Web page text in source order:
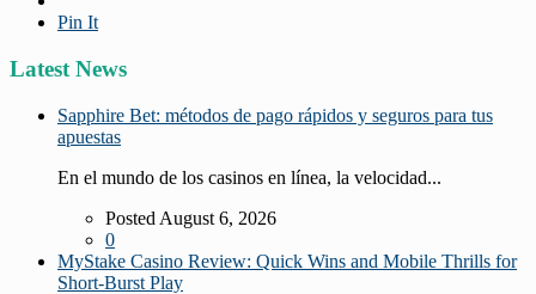
Pin It
Latest News
Sapphire Bet: métodos de pago rápidos y seguros para tus
apuestas
En el mundo de los casinos en línea, la velocidad...
Posted August 6, 2026
0
MyStake Casino Review: Quick Wins and Mobile Thrills for
Short‑Burst Play